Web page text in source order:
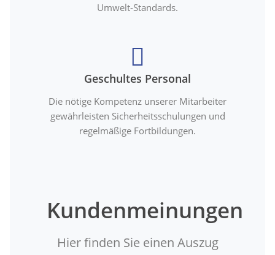
Umwelt-Standards.
Geschultes Personal
Die nötige Kompetenz unserer Mitarbeiter
gewährleisten Sicherheitsschulungen und
regelmäßige Fortbildungen.
Kundenmeinungen
Hier finden Sie einen Auszug